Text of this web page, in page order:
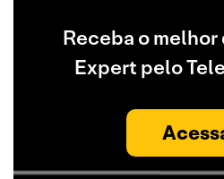
Receba o
Expert pelo